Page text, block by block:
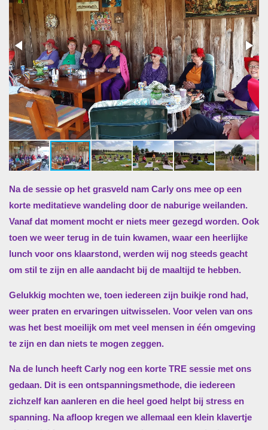
Na de sessie op het grasveld nam Carly ons mee op een
korte meditatieve wandeling door de naburige weilanden.
Vanaf dat moment mocht er niets meer gezegd worden. Ook
toen we weer terug in de tuin kwamen, waar een heerlijke
lunch voor ons klaarstond, werden wij nog steeds geacht
om stil te zijn en alle aandacht bij de maaltijd te hebben.
Gelukkig mochten we, toen iedereen zijn buikje rond had,
weer praten en ervaringen uitwisselen. Voor velen van ons
was het best moeilijk om met veel mensen in één omgeving
te zijn en dan niets te mogen zeggen.
Na de lunch heeft Carly nog een korte TRE sessie met ons
gedaan. Dit is een ontspanningsmethode, die iedereen
zichzelf kan aanleren en die heel goed helpt bij stress en
spanning. Na afloop kregen we allemaal een klein klavertje